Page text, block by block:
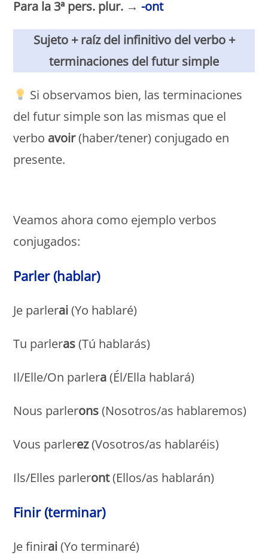
Para la 3ª pers. plur. →-ont
Sujeto + raíz del infinitivo del verbo +
terminaciones del futur simple
Si observamos bien, las terminaciones
del futur simple son las mismas que el
verbo avoir(haber/tener) conjugado en
presente.
Veamos ahora como ejemplo verbos
conjugados:
Parler (hablar)
Je parlerai(Yo hablaré)
Tu parleras(Tú hablarás)
Il/Elle/On parlera(Él/Ella hablará)
Nous parlerons(Nosotros/as hablaremos)
Vous parlerez(Vosotros/as hablaréis)
Ils/Elles parleront(Ellos/as hablarán)
Finir (terminar)
Je finirai(Yo terminaré)